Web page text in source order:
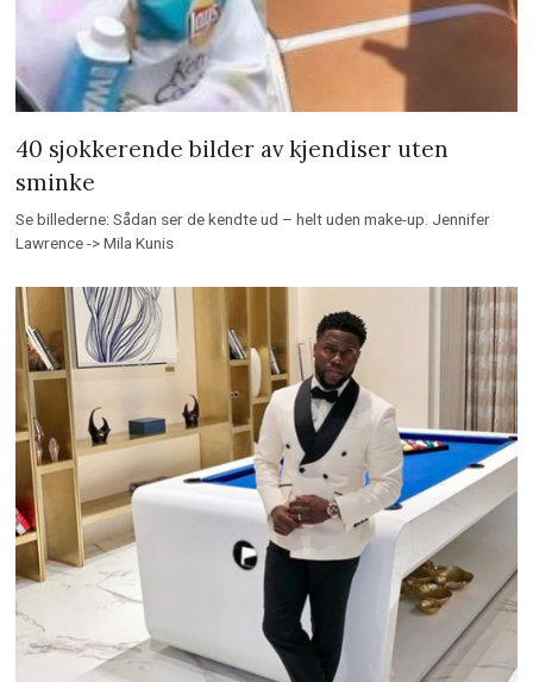
40 sjokkerende bilder av kjendiser uten
sminke
Se billederne: Sådan ser de kendte ud – helt uden make-up. Jennifer
Lawrence -> Mila Kunis